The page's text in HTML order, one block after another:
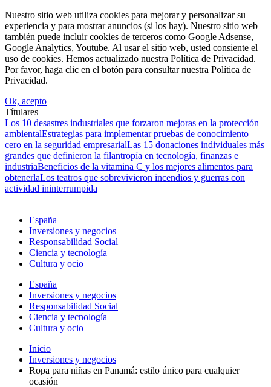
Nuestro sitio web utiliza cookies para mejorar y personalizar su
experiencia y para mostrar anuncios (si los hay). Nuestro sitio web
también puede incluir cookies de terceros como Google Adsense,
Google Analytics, Youtube. Al usar el sitio web, usted consiente el
uso de cookies. Hemos actualizado nuestra Política de Privacidad.
Por favor, haga clic en el botón para consultar nuestra Política de
Privacidad.
Ok, acepto
Títulares
Los 10 desastres industriales que forzaron mejoras en la protección
ambientalEstrategias para implementar pruebas de conocimiento
cero en la seguridad empresarialLas 15 donaciones individuales más
grandes que definieron la filantropía en tecnología, finanzas e
industriaBeneficios de la vitamina C y los mejores alimentos para
obtenerlaLos teatros que sobrevivieron incendios y guerras con
actividad ininterrumpida
España
Inversiones y negocios
Responsabilidad Social
Ciencia y tecnología
Cultura y ocio
España
Inversiones y negocios
Responsabilidad Social
Ciencia y tecnología
Cultura y ocio
Inicio
Inversiones y negocios
Ropa para niñas en Panamá: estilo único para cualquier
ocasión